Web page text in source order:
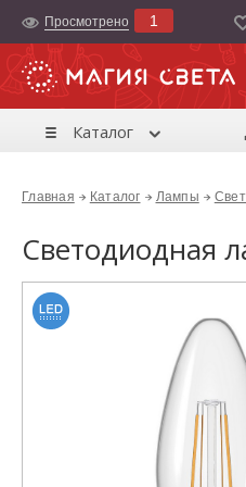
Просмотрено 1
Каталог
Главная Каталог Лампы
Светодиодная